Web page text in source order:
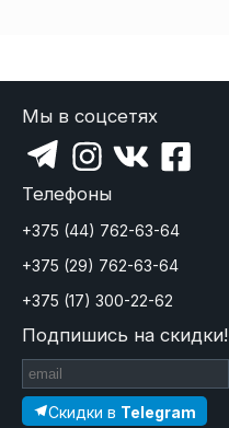
Мы в соцсетях
Телефоны
+375 (44) 762-63-64
+375 (29) 762-63-64
+375 (17) 300-22-62
Подпишись на скидки!
Скидки в Telegram